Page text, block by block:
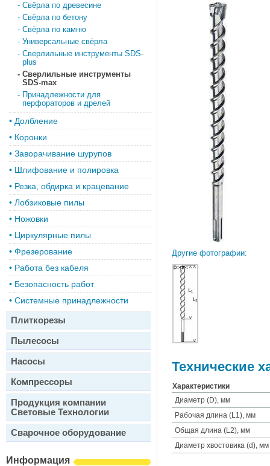
- Свёрла по древесине
- Свёрла по бетону
- Свёрла по камню
- Универсальные свёрла
- Сверлильные инструменты SDS-
plus
- Сверлильные инструменты
SDS-max
- Принадлежности для
перфораторов и дрелей
• Долбление
• Коронки
• Заворачивание шурупов
• Шлифование и полировка
• Резка, обдирка и крацевание
• Лобзиковые пилы
• Ножовки
• Циркулярные пилы
• Фрезерование
• Работа без кабеля
• Безопасность работ
• Системные принадлежности
Плиткорезы
Пылесосы
Насосы
Компрессоры
Продукция компании
Световые Технологии
Сварочное оборудование
Информация
Другие фотографии:
Технические
Характеристики
Диаметр (D), мм
Рабочая длина (L1), мм
Общая длина (L2), мм
Диаметр хвостовика (d), мм